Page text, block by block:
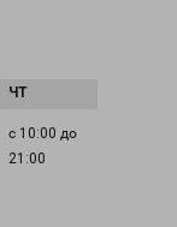
с 10:00 до
21:00